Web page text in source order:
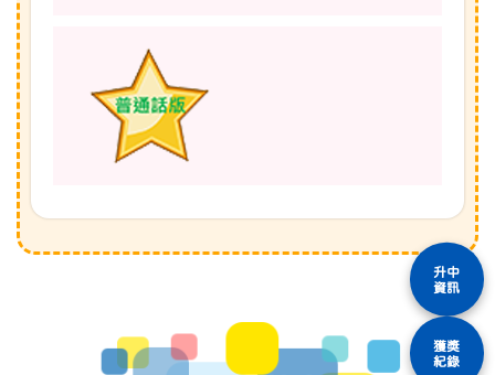
升中
資訊
獲獎
紀錄